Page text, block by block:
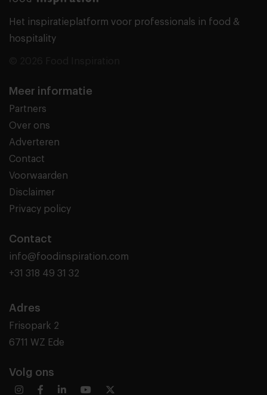
Het inspiratieplatform voor professionals in food &
hospitality
Meer informatie
Partners
Over ons
Adverteren
Contact
Voorwaarden
Disclaimer
Privacy policy
Contact
info@foodinspiration.com
+31 318 49 31 32
Adres
Frisopark 2
6711 WZ Ede
Volg ons